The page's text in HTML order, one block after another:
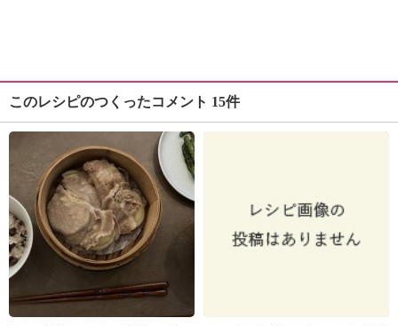
このレシピのつくったコメント 15件